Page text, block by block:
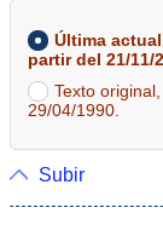
Última
partir del 21/11/
Texto
29/04/1990.
Subir